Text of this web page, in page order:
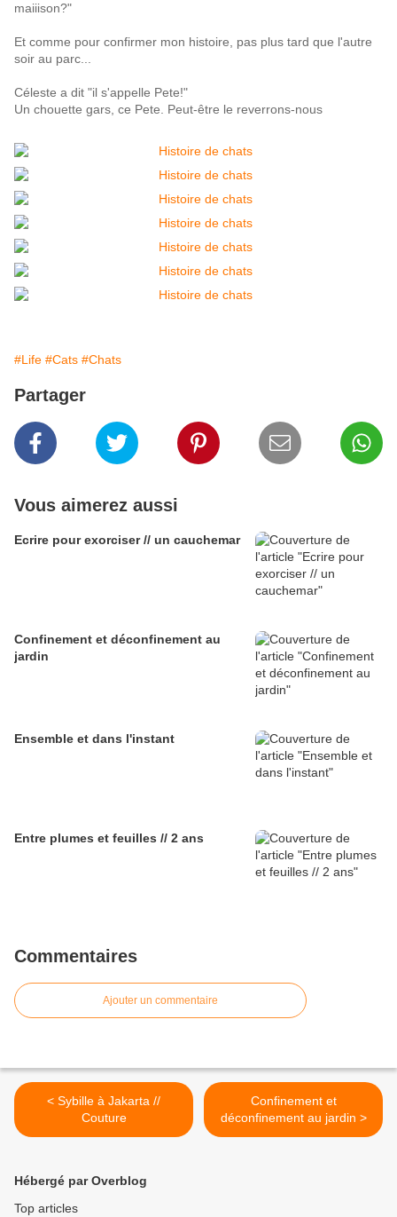
maiiison?"
Et comme pour confirmer mon histoire, pas plus tard que l'autre
soir au parc...
Céleste a dit "il s'appelle Pete!"
Un chouette gars, ce Pete. Peut-être le reverrons-nous
#Life #Cats #Chats
Partager
Vous aimerez aussi
Ecrire pour exorciser // un cauchemar
Confinement et déconfinement au
jardin
Ensemble et dans l'instant
Entre plumes et feuilles // 2 ans
Commentaires
Ajouter un commentaire
< Sybille à Jakarta //
Couture
Confinement et
déconfinement au jardin >
Hébergé par Overblog
Top articles